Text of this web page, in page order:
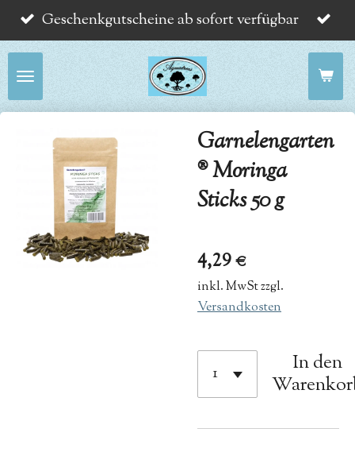
Zum
Hauptinhalt
springen
Geschenkgutscheine ab sofort verfügbar
Garnelengarten
® Moringa
Sticks 50 g
4,29 €
inkl. MwSt zzgl.
Versandkosten
In den